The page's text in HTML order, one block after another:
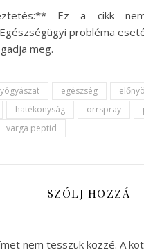
Ez a cikk
probléma
meg.
egészség
hatékonyság orrspray
varga peptid
SZÓLJ HOZZÁ
nem tesszük közzé. A